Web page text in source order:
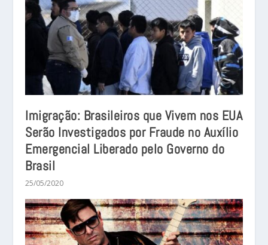
Imigração: Brasileiros que Vivem nos EUA
Serão Investigados por Fraude no Auxílio
Emergencial Liberado pelo Governo do
Brasil
25/05/2020